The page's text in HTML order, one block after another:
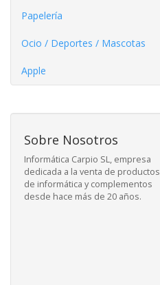
Papelería
Ocio / Deportes / Mascotas
Apple
Sobre Nosotros
Informática Carpio SL, empresa
dedicada a la venta de productos
de informática y complementos
desde hace más de 20 años.